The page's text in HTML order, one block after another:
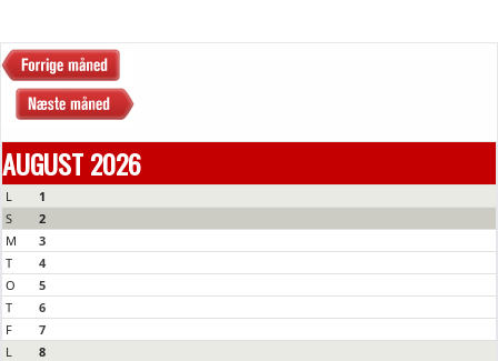
AUGUST 2026
L
1
S
2
M
3
T
4
O
5
T
6
F
7
L
8